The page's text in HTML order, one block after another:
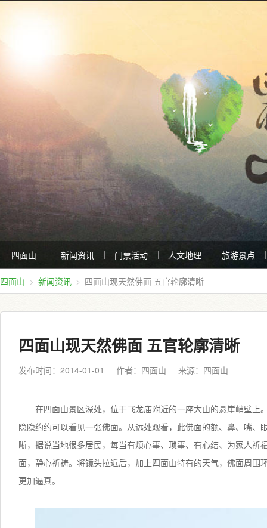
四面山 新闻资讯 门票活动 人文地理 旅游景点
四面山 新闻资讯 四面山现天然佛面 五官轮廓清晰
四面山现天然佛面 五官轮廓清晰
发布时间：2014-01-01 作者：四面山 来源： 四面山
在四面山景区深处，位于飞龙庙附近的一座大山的悬崖峭壁上
隐隐约约可以看见一张佛面。
从远处观看，此佛面的额、鼻、嘴、
晰，据说当地很多居民，每当有烦心事、琐事、有心结、为家人祈
面，静心祈祷。 将镜头拉近后，加上四面山特有的天气，佛面周围
更加逼真。